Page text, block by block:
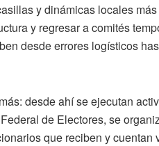
y dinámicas locales
y regresar a comités
desde errores logísticos
desde ahí se ejecutan
de Electores, se
que reciben y cuentan